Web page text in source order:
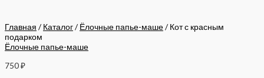
Главная / Каталог/ Ёлочные папье-маше/ Кот с красным
подарком
Ёлочные папье-маше
750₽